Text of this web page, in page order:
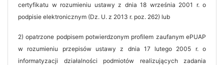
certyfikatu w rozumieniu ustawy z dnia 18 września 2001 r. o
podpisie elektronicznym (Dz. U. z 2013 r. poz. 262) lub
2) opatrzone podpisem potwierdzonym profilem zaufanym ePUAP
w rozumieniu przepisów ustawy z dnia 17 lutego 2005 r. o
informatyzacji działalności podmiotów realizujących zadania